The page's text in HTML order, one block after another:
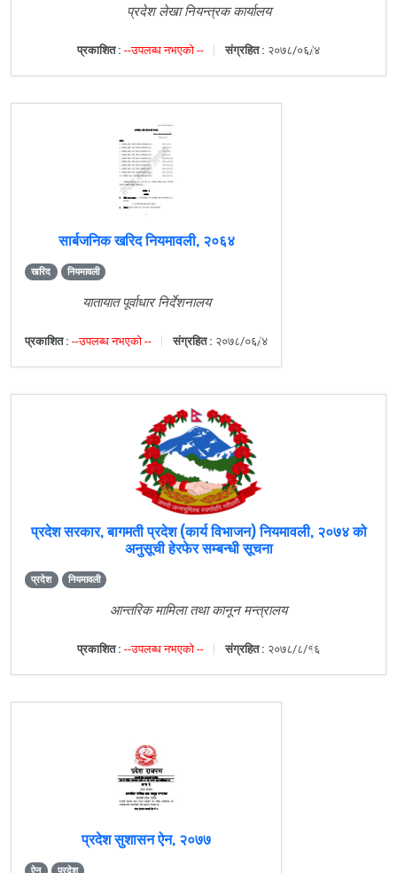
प्रदेश लेखा नियन्त्रक कार्यालय
प्रकाशित : --उपलब्ध नभएको -- संग्रहित : २०७८/०६/४
सार्बजनिक खरिद नियमावली, २०६४
खरिद नियमावली
यातायात पूर्वाधार निर्देशनालय
प्रकाशित : --उपलब्ध नभएको -- संग्रहित : २०७८/०६/४
प्रदेश सरकार, बागमती प्रदेश (कार्य विभाजन) नियमावली, २०७४ को
अनुसूची हेरफेर सम्बन्धी सूचना
प्रदेश नियमावली
आन्तरिक मामिला तथा कानून मन्त्रालय
प्रकाशित : --उपलब्ध नभएको -- संग्रहित : २०७८/८/१६
प्रदेश सुशासन ऐन, २०७७
ऐन प्रदेश